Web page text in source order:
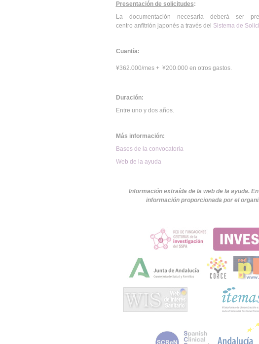
Presentación de solicitudes:
La documentación necesaria deberá ser
centro anfitrión japonés a través del Sistema de
Cuantía:
¥362.000/mes + ¥200.000 en otros gastos.
Duración:
Entre uno y dos años.
Más información:
Bases de la convocatoria
Web de la ayuda
Información extraída de la web de la ayuda.
información proporcionada por el